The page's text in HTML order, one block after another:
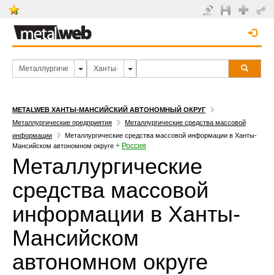
METALWEB ХАНТЫ-МАНСИЙСКИЙ АВТОНОМНЫЙ ОКРУГ
Металлургические предприятия
Металлургические средства массовой
информации
Металлургические средства массовой информации в Ханты-
Мансийском автономном округе + Россия
Металлургические
средства массовой
информации в Ханты-
Мансийском
автономном округе